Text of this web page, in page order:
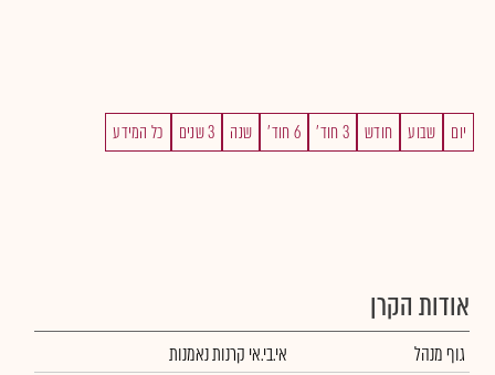
יום שבוע חודש 3 חוד' 6 חוד' שנה 3 שנים כל המידע
אודות הקרן
גוף מנהל
אי.בי.אי קרנות נאמנות